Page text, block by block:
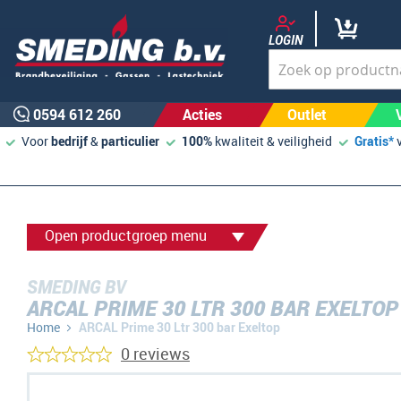
LOGIN
0594 612 260 Acties Outlet
Voorbedrijf&particulier 100% kwaliteit & veiligheid Gratis*
Open productgroep menu
SMEDING BV
ARCAL PRIME 30 LTR 300 BAR EXELTOP
Home ARCAL Prime 30 Ltr 300 bar Exeltop
0 reviews
Ga